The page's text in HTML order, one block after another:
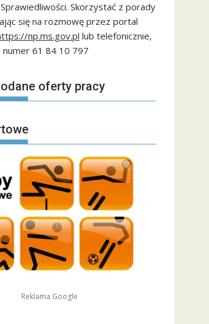
Skorzystać z porady
się na rozmowę przez portal
np.ms.gov.pl lub telefonicznie,
numer 61 84 10 797
oferty pracy
Reklama Google